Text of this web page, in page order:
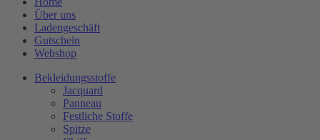
Über uns
Ladengeschäft
Gutschein
Webshop
Bekleidungsstoffe
Jacquard
Panneau
Festliche Stoffe
Spitze